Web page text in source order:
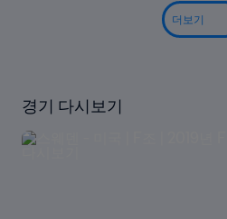
더보기
경기 다시보기